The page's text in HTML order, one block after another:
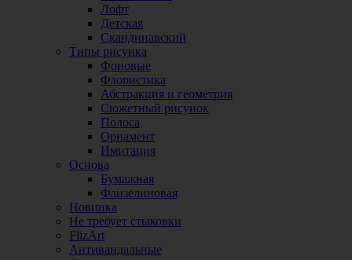
Лофт
Детская
Скандинавский
Типы рисунка
Фоновые
Флористика
Абстракция и геометрия
Сюжетный рисунок
Полоса
Орнамент
Имитация
Основа
Бумажная
Флизелиновая
Новинка
Не требует стыковки
FlizArt
Антивандальные